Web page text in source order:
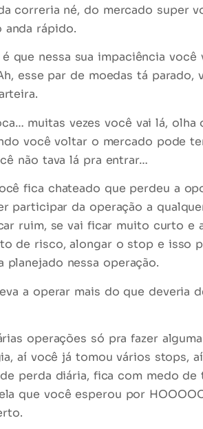
correria né, do mercado super
anda rápido.
que nessa sua impaciência você
esse par de moedas tá parado,
… muitas vezes você vai lá,
você voltar o mercado pode
não tava lá pra entrar…
fica chateado que perdeu a
participar da operaçãoa
ruim, se vai ficar muito curto e
de risco, alongar o stop e isso
planejado nessa operação.
a operar mais do que deveria
operações só pra fazer
aí você já tomou vários stops,
perda diária, fica com medo de
que você esperou por